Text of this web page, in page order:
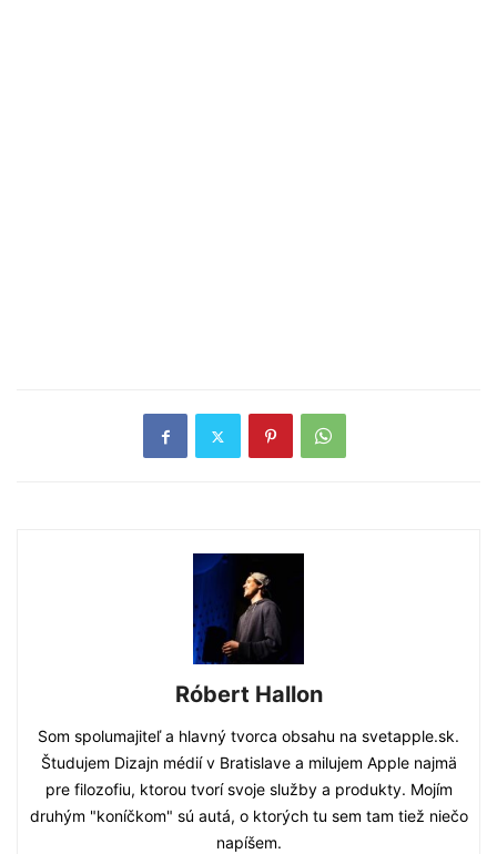
Róbert Hallon
Som spolumajiteľ a hlavný tvorca obsahu na svetapple.sk.
Študujem Dizajn médií v Bratislave a milujem Apple najmä
pre filozofiu, ktorou tvorí svoje služby a produkty. Mojím
druhým "koníčkom" sú autá, o ktorých tu sem tam tiež niečo
napíšem.